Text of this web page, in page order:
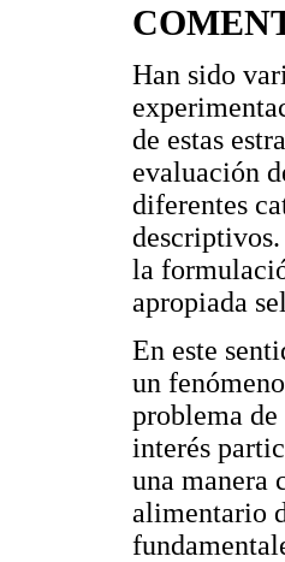
Han sido
de estas
evaluación
diferentes
la
apropiada
En este
un
problema
interés
una manera
alimentario